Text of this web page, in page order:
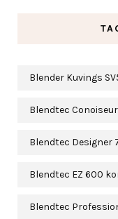
Blender Kuvings
Blendtec
Blendtec Designer
Blendtec EZ 600
Blendtec